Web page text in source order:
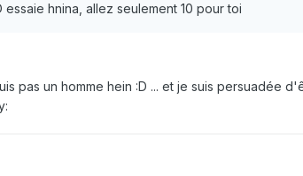
hnina, allez seulement 10 pour toi
pas un homme hein :D ... et je suis persuadée